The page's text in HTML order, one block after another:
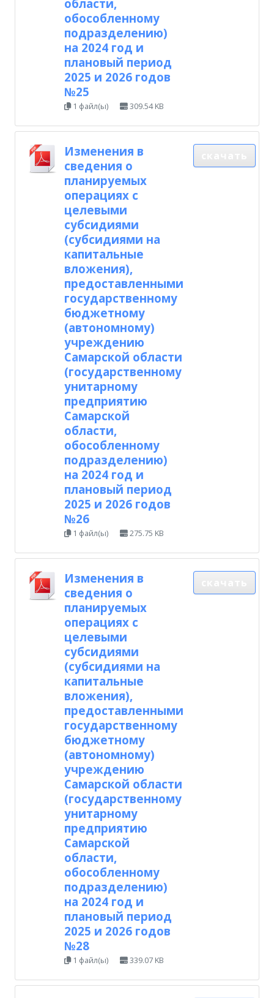
области,
обособленному
подразделению)
на 2024 год и
плановый период
2025 и 2026 годов
№25
1 файл(ы) 309.54 KB
Изменения в
сведения о
планируемых
операциях с
целевыми
субсидиями
(субсидиями на
капитальные
вложения),
предоставленными
государственному
бюджетному
(автономному)
учреждению
Самарской области
(государственному
унитарному
предприятию
Самарской
области,
обособленному
подразделению)
на 2024 год и
плановый период
2025 и 2026 годов
№26
1 файл(ы) 275.75 KB
Изменения в
сведения о
планируемых
операциях с
целевыми
субсидиями
(субсидиями на
капитальные
вложения),
предоставленными
государственному
бюджетному
(автономному)
учреждению
Самарской области
(государственному
унитарному
предприятию
Самарской
области,
обособленному
подразделению)
на 2024 год и
плановый период
2025 и 2026 годов
№28
1 файл(ы) 339.07 KB